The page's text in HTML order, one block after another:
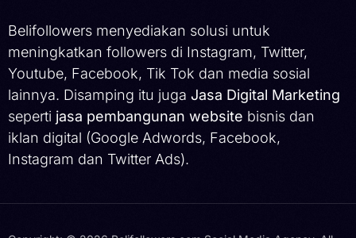
Belifollowers menyediakan solusi untuk
meningkatkan followers di Instagram, Twitter,
Youtube, Facebook, Tik Tok dan media sosial
lainnya. Disamping itu juga Jasa Digital Marketing
seperti jasa pembangunan website bisnis dan
iklan digital (Google Adwords, Facebook,
Instagram dan Twitter Ads).